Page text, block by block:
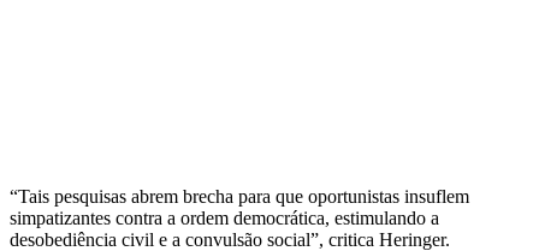
“Tais pesquisas abrem brecha para que oportunistas insuflem
simpatizantes contra a ordem democrática, estimulando a
desobediência civil e a convulsão social”, critica Heringer.